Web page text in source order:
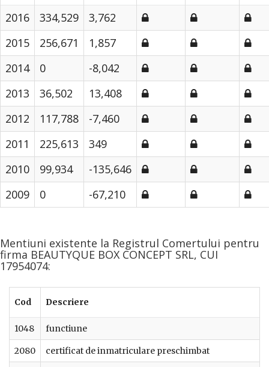
2016 334,529
3,762
2015
256,671
1,857
2014
0
-8,042
2013
36,502
13,408
2012
117,788
-7,460
2011
225,613
349
2010
99,934
-135,646
2009
0 -67,210
Mentiuni existente la Registrul Comertului pentru
firma BEAUTYQUE BOX CONCEPT SRL, CUI
17954074:
Cod Descriere
1048 functiune
2080 certificat de inmatriculare preschimbat